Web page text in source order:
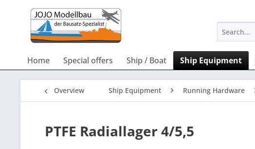
Home Special offers Ship / Boat Ship Equipment
Overview Ship Equipment Running Hardware
PTFE Radiallager 4/5,5